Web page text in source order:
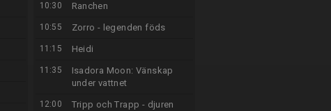
10:30 Ranchen
10:55 Zorro - legenden föds
11:15 Heidi
11:35
Isadora Moon: Vänskap
under vattnet
12:00
Tripp och Trapp - djuren